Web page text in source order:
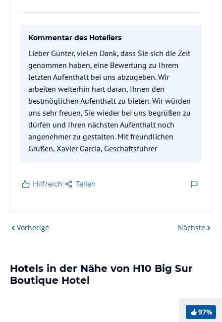
Kommentar des Hoteliers
Lieber Günter, vielen Dank, dass Sie sich die Zeit
genommen haben, eine Bewertung zu Ihrem
letzten Aufenthalt bei uns abzugeben. Wir
arbeiten weiterhin hart daran, Ihnen den
bestmöglichen Aufenthalt zu bieten. Wir würden
uns sehr freuen, Sie wieder bei uns begrüßen zu
dürfen und Ihren nächsten Aufenthalt noch
angenehmer zu gestalten. Mit freundlichen
Grüßen, Xavier Garcia, Geschäftsführer
Hilfreich Teilen
Vorherige Nächste
Hotels in der Nähe von H10 Big Sur
Boutique Hotel
97%